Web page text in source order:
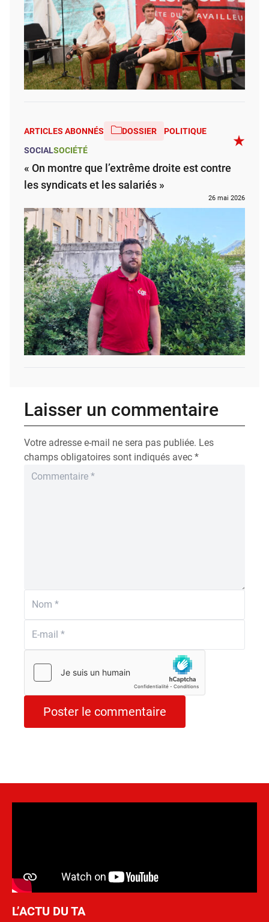
ARTICLES ABONNÉS DOSSIER
POLITIQUE
SOCIALSOCIÉTÉ
« On montre que l’extrême droite est contre
les syndicats et les salariés »
26 mai 2026
Laisser un commentaire
Votre adresse e-mail ne sera pas publiée. Les
champs obligatoires sont indiqués avec *
L’ACTU DU TA